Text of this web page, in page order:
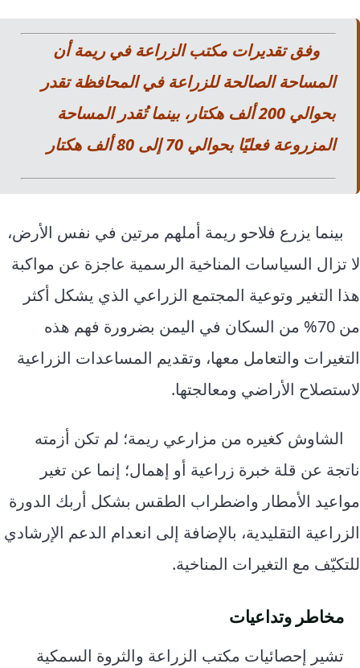
وفق تقديرات مكتب الزراعة في ريمة أن
المساحة الصالحة للزراعة في المحافظة تقدر
بحوالي 200 ألف هكتار، بينما تُقدر المساحة
المزروعة فعليًا بحوالي 70 إلى 80 ألف هكتار
بينما يزرع فلاحو ريمة أملهم مرتين في نفس الأرض،
لا تزال السياسات المناخية الرسمية عاجزة عن مواكبة
هذا التغير وتوعية المجتمع الزراعي الذي يشكل أكثر
من 70% من السكان في اليمن بضرورة فهم هذه
التغيرات والتعامل معها، وتقديم المساعدات الزراعية
لاستصلاح الأراضي ومعالجتها.
الشاوش كغيره من مزارعي ريمة؛ لم تكن أزمته
ناتجة عن قلة خبرة زراعية أو إهمال؛ إنما عن تغير
مواعيد الأمطار واضطراب الطقس بشكل أربك الدورة
الزراعية التقليدية، بالإضافة إلى انعدام الدعم الإرشادي
للتكيّف مع التغيرات المناخية.
مخاطر وتداعيات
تشير إحصائيات مكتب الزراعة والثروة السمكية